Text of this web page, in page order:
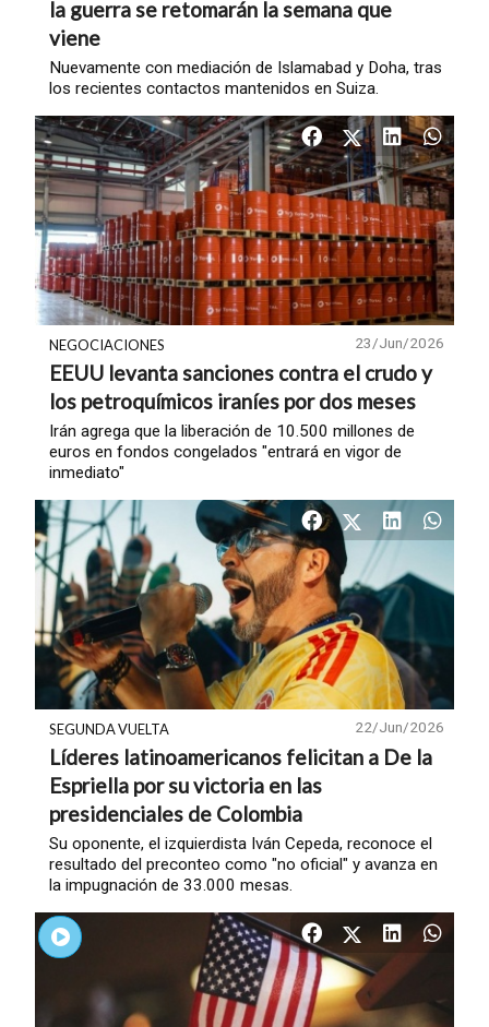
la guerra se retomarán la semana que
viene
Nuevamente con mediación de Islamabad y Doha, tras
los recientes contactos mantenidos en Suiza.
23/Jun/2026
NEGOCIACIONES
EEUU levanta sanciones contra el crudo y
los petroquímicos iraníes por dos meses
Irán agrega que la liberación de 10.500 millones de
euros en fondos congelados "entrará en vigor de
inmediato"
22/Jun/2026
SEGUNDA VUELTA
Líderes latinoamericanos felicitan a De la
Espriella por su victoria en las
presidenciales de Colombia
Su oponente, el izquierdista Iván Cepeda, reconoce el
resultado del preconteo como "no oficial" y avanza en
la impugnación de 33.000 mesas.